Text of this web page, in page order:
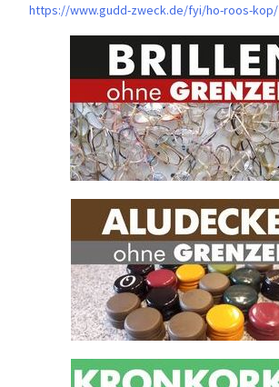
https://www.gudd-zweck.de/fyi/ho-roos-kop/